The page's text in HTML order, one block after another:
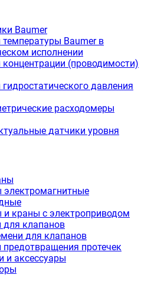
Baumer
Baumer в
исполнении
(проводимости)
давления
расходомеры
датчики уровня
электромагнитные
и краны с электроприводом
для клапанов
для клапанов
протечек
и аксессуары